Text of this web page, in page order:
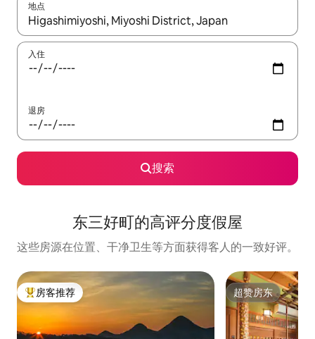
地点
如有搜索结果，请使用上下方向键查看，或通过点击或滑动手势
入住
退房
搜索
东三好町的高评分度假屋
这些房源在位置、干净卫生等方面获得客人的一致好评。
热门「房客推荐」
房客推荐 超赞房东
超赞房东